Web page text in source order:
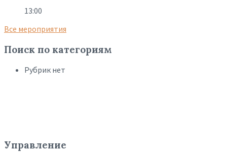
13:00
Все мероприятия
Поиск по категориям
Рубрик нет
Управление